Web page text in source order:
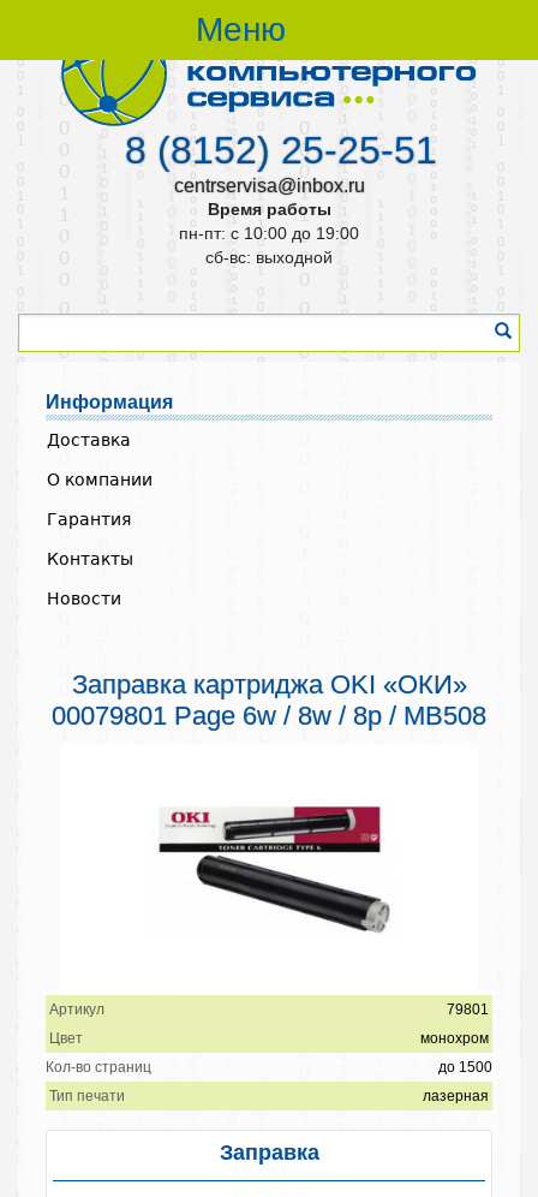
Меню
8 (8152) 25-25-51
centrservisa@inbox.ru
Время работы
пн-пт: с 10:00 до 19:00
cб-вс: выходной
Информация
Доставка
О компании
Гарантия
Контакты
Новости
Заправка картриджа OKI «ОКИ»
00079801 Page 6w / 8w / 8p / MB508
Артикул
79801
Цвет
монохром
Кол-во страниц
до 1500
Тип печати
лазерная
Заправка